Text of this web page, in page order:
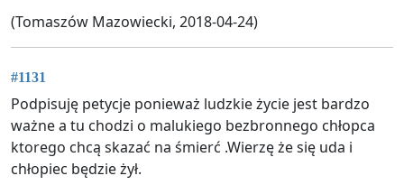
(Tomaszów Mazowiecki, 2018-04-24)
#1131
Podpisuję petycje ponieważ ludzkie życie jest bardzo
ważne a tu chodzi o malukiego bezbronnego chłopca
ktorego chcą skazać na śmierć .Wierzę że się uda i
chłopiec będzie żył.